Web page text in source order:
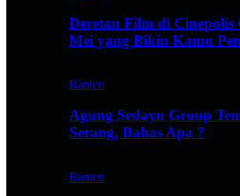
Deretan Film di Cinepolis
Mei yang Bikin Kamu
Banten
Agung Sedayu Group
Serang, Bahas Apa ?
Banten